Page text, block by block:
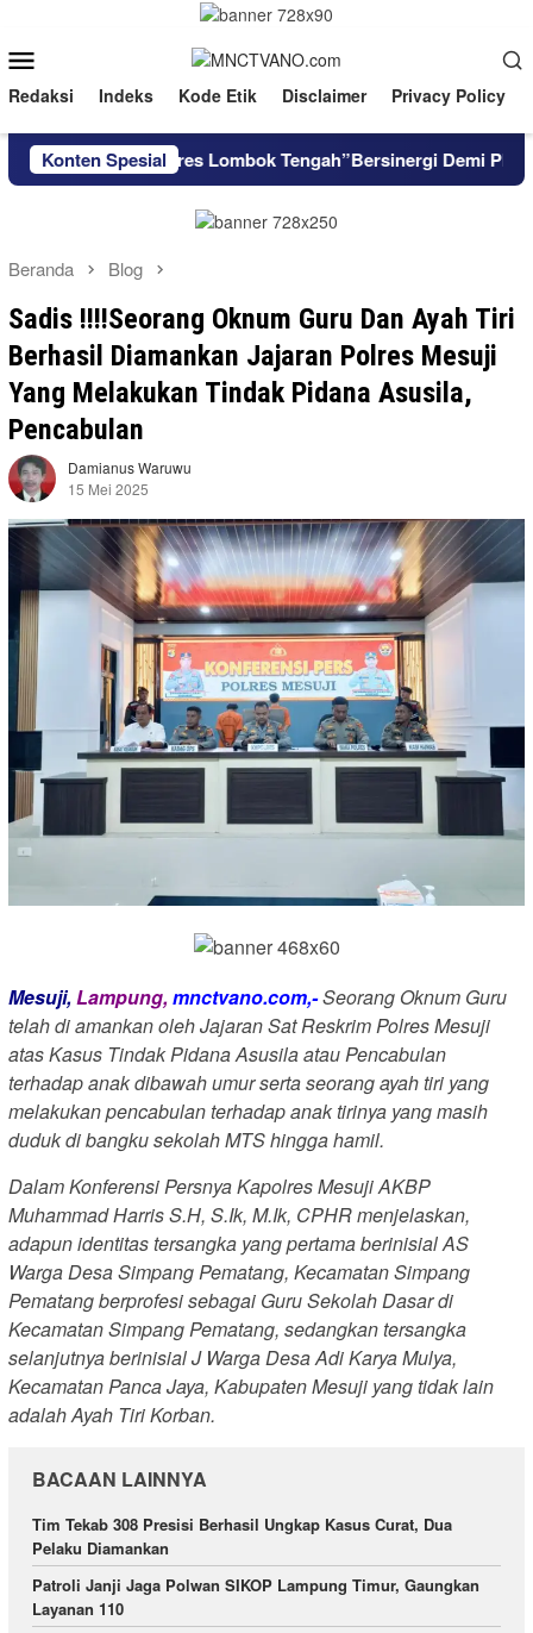
konten
Mobile
Redaksi Indeks Kode Etik Disclaimer Privacy Policy
Konten Spesial
Dan Kapolres Lombok Tengah”Bersinergi Demi Playanan
Beranda Blog
Sadis !!!!Seorang Oknum Guru Dan Ayah Tiri
Berhasil Diamankan Jajaran Polres Mesuji
Yang Melakukan Tindak Pidana Asusila,
Pencabulan
Damianus Waruwu
15 Mei 2025
Mesuji,Lampung,mnctvano.com,-Seorang Oknum Guru
telah di amankan oleh Jajaran Sat Reskrim Polres Mesuji
atas Kasus Tindak Pidana Asusila atau Pencabulan
terhadap anak dibawah umur serta seorang ayah tiri yang
melakukan pencabulan terhadap anak tirinya yang masih
duduk di bangku sekolah MTS hingga hamil.
Dalam Konferensi Persnya Kapolres Mesuji AKBP
Muhammad Harris S.H, S.Ik, M.Ik, CPHR menjelaskan,
adapun identitas tersangka yang pertama berinisial AS
Warga Desa Simpang Pematang, Kecamatan Simpang
Pematang berprofesi sebagai Guru Sekolah Dasar di
Kecamatan Simpang Pematang, sedangkan tersangka
selanjutnya berinisial J Warga Desa Adi Karya Mulya,
Kecamatan Panca Jaya, Kabupaten Mesuji yang tidak lain
adalah Ayah Tiri Korban.
BACAAN LAINNYA
Tim Tekab 308 Presisi Berhasil Ungkap Kasus Curat, Dua
Pelaku Diamankan
Patroli Janji Jaga Polwan SIKOP Lampung Timur, Gaungkan
Layanan 110